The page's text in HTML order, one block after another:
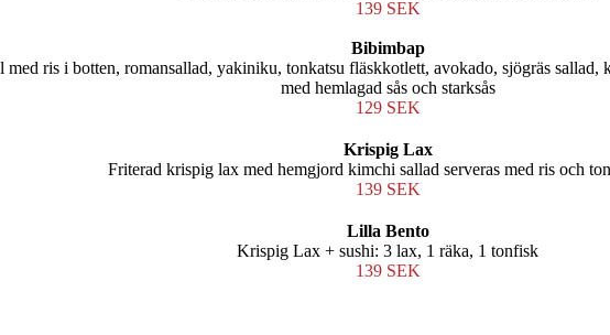
139 SEK
Bibimbap
med ris i botten, romansallad, yakiniku, tonkatsu fläskkotlett, avokado, sjögräs sallad,
med hemlagad sås och starksås
129 SEK
Krispig Lax
Friterad krispig lax med hemgjord kimchi sallad serveras med ris och
139 SEK
Lilla Bento
Krispig Lax + sushi: 3 lax, 1 räka, 1 tonfisk
139 SEK